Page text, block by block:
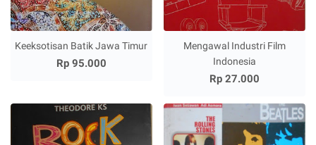
Keeksotisan Batik Jawa Timur
Rp 95.000
Mengawal Industri Film
Indonesia
Rp 27.000